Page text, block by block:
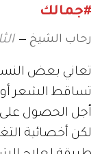
#جمالك
رحاب الشيخ
تعاني بعض
تساقط الشعر أو
أجل الحصول
لكن أخصائية